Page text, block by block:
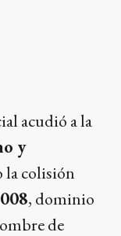
acudió a la
y
la colisión
, dominio
de